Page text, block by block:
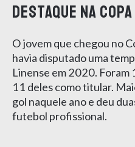
DESTAQUE NA
O jovem que chegou no
havia disputado uma
Linense em 2020. Foram
11 deles como titular.
gol naquele ano e deu
futebol profissional.